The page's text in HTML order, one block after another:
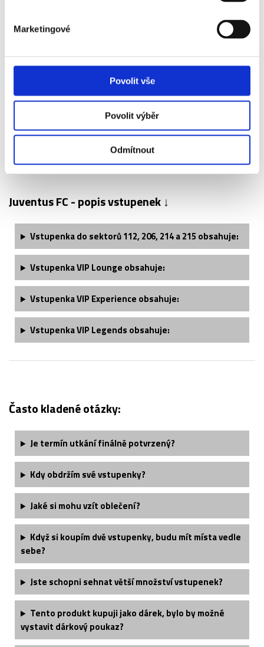
Marketingové
Povolit vše
Povolit výběr
Odmítnout
Atalanta BC - 1.
Atalanta BC - VIP
Juventus FC - popis vstupenek ↓
Vstupenka do sektorů 112, 206, 214 a 215 obsahuje:
Vstupenka VIP Lounge obsahuje:
Vstupenka VIP Experience obsahuje:
Vstupenka VIP Legends obsahuje:
Často kladené otázky:
Je termín utkání finálně potvrzený?
Kdy obdržím své vstupenky?
Jaké si mohu vzít oblečení?
Když si koupím dvě vstupenky, budu mít místa vedle
sebe?
Jste schopni sehnat větší množství vstupenek?
Tento produkt kupuji jako dárek, bylo by možné
vystavit dárkový poukaz?